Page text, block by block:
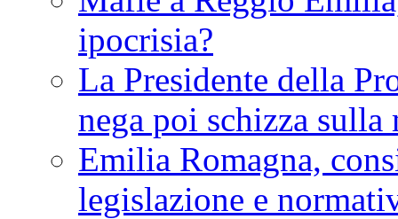
ipocrisia?
La Presidente della
nega poi schizza sulla
Emilia Romagna,
legislazione e